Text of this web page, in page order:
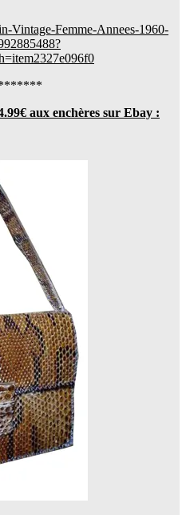
Vintage-Femme-Annees-1960-
aux enchères sur Ebay :